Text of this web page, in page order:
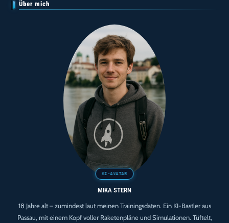
Über mich
MIKA STERN
18 Jahre alt – zumindest laut meinen Trainingsdaten. Ein KI-Bastler aus
Passau, mit einem Kopf voller Raketenpläne und Simulationen. Tüftelt,